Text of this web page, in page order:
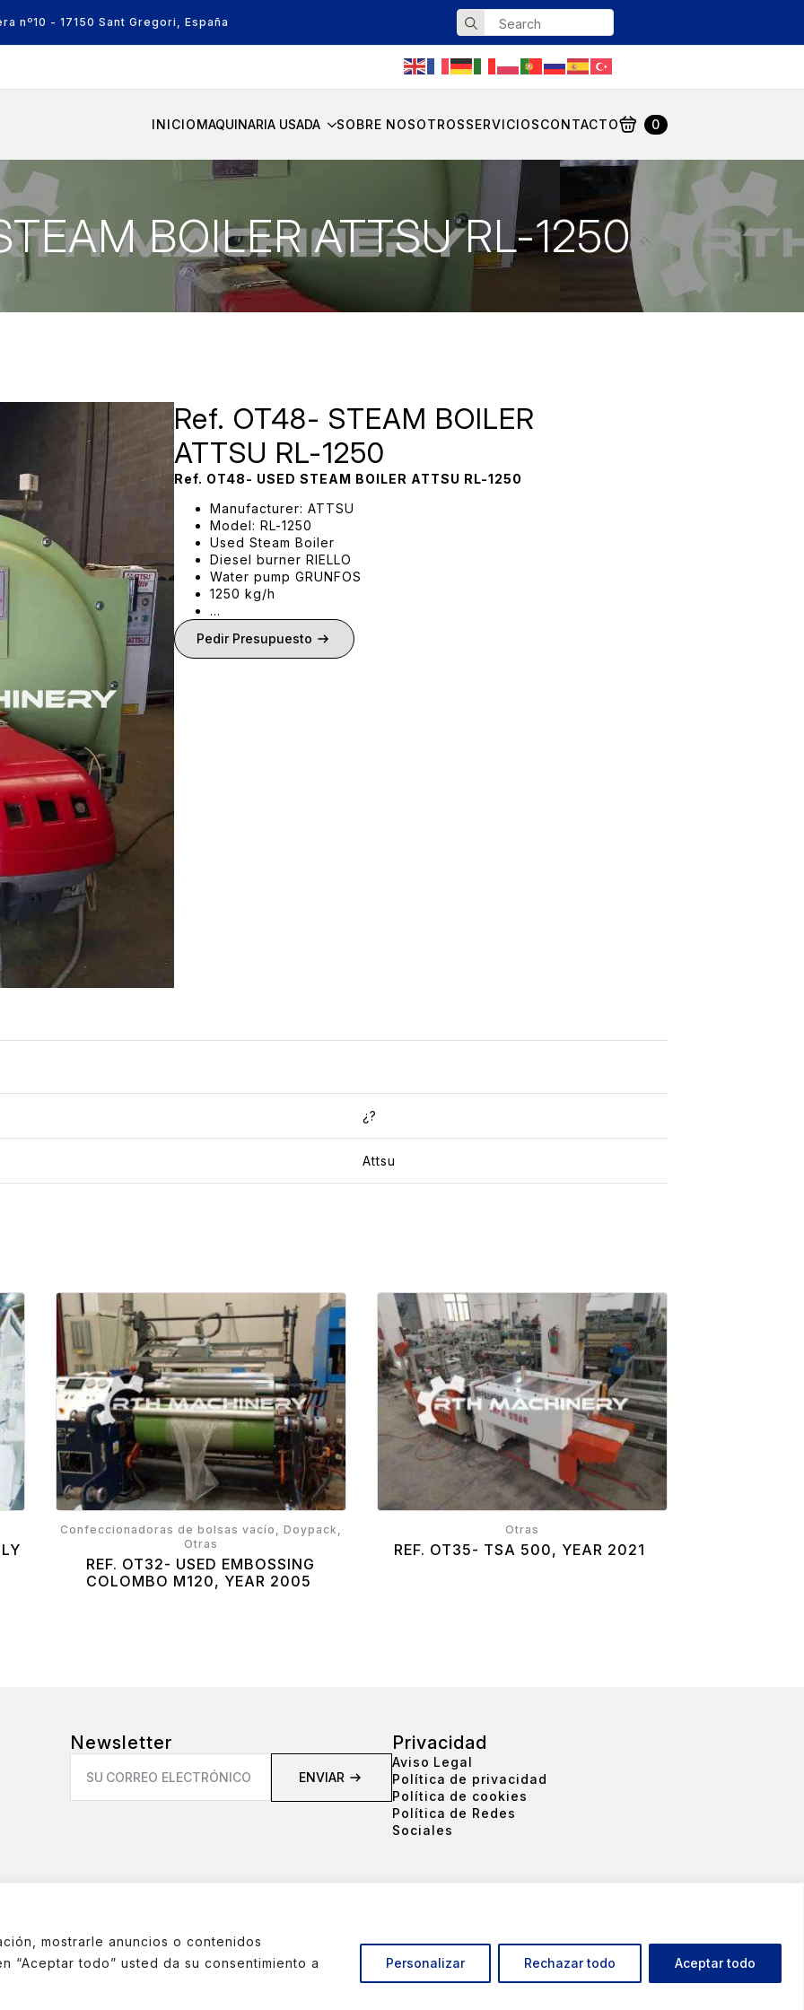
mostrarle anuncios o contenidos
“Aceptar todo” usted da su consentimiento a
Personalizar Rechazar todo Aceptar todo
nº10 - 17150 Sant Gregori, España
Search
for:
INICIOMAQUINARIA USADA SOBRE NOSOTROSSERVICIOSCONTACTO 0
BOILER ATTSU RL-1250
Ref. OT48- STEAM BOILER
ATTSU RL-1250
Ref. OT48- USED STEAM BOILER ATTSU RL-1250
Manufacturer: ATTSU
Model: RL-1250
Used Steam Boiler
Diesel burner RIELLO
Water pump GRUNFOS
1250 kg/h
…
Pedir Presupuesto
¿?
Attsu
Confeccionadoras de bolsas vacío, Doypack,
Otras
REF. OT32- USED EMBOSSING
COLOMBO M120, YEAR 2005
Otras
REF. OT35- TSA 500, YEAR 2021
Newsletter
Email
ENVIAR
Privacidad
Aviso Legal
Política de privacidad
Política de cookies
Política de Redes
Sociales